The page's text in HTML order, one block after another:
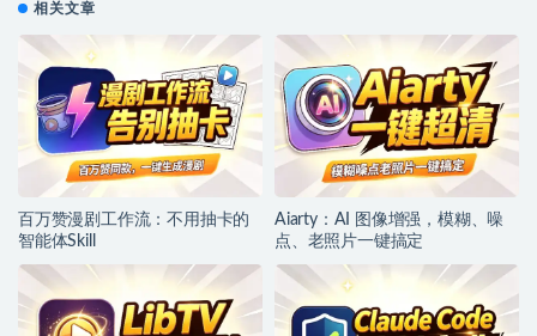
相关文章
百万赞漫剧工作流：不用抽卡的
智能体Skill
Aiarty：AI 图像增强，模糊、噪
点、老照片一键搞定